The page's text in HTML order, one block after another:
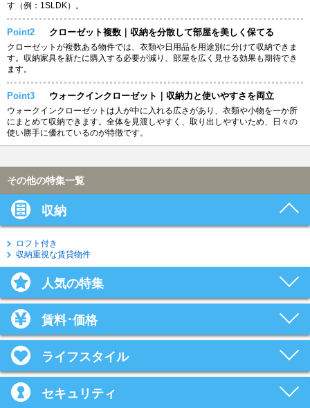
す（例：1SLDK）。
Point2 クローゼット複数｜収納を分散して部屋を美しく保てる
クローゼットが複数ある物件では、衣類や日用品を用途別に分けて収納できま
す。収納家具を新たに購入する必要が減り、部屋を広く見せる効果も期待でき
ます。
Point3 ウォークインクローゼット｜収納力と使いやすさを両立
ウォークインクローゼットは人が中に入れる広さがあり、衣類や小物を一か所
にまとめて収納できます。全体を見渡しやすく、取り出しやすいため、日々の
使い勝手に優れているのが特徴です。
その他の特集一覧
収納
ロフト付き
収納重視な賃貸物件
人気の特集
賃料･価格
ライフスタイル
セキュリティ